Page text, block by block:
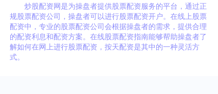
炒股配资网是为操盘者提供股票配资服务的平台，通过正
规股票配资公司，操盘者可以进行股票配资开户。在线上股票
配资中，专业的股票配资公司会根据操盘者的需求，提供合理
的配资利息和配资方案。在线股票配资指南能够帮助操盘者了
解如何在网上进行股票配资，按天配资是其中的一种灵活方
式。